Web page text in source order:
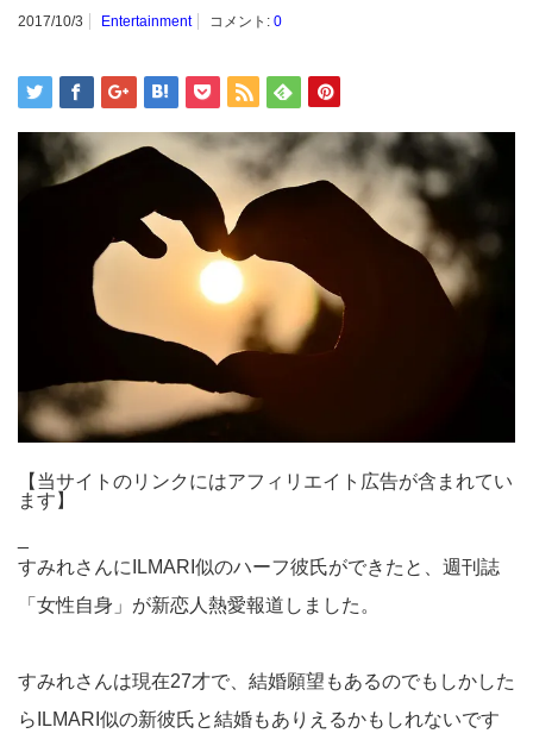
2017/10/3 Entertainment コメント: 0
【当サイトのリンクにはアフィリエイト広告が含まれてい
ます】
すみれさんにILMARI似のハーフ彼氏ができたと、週刊誌
「女性自身」が新恋人熱愛報道しました。
すみれさんは現在27才で、結婚願望もあるのでもしかした
らILMARI似の新彼氏と結婚もありえるかもしれないです